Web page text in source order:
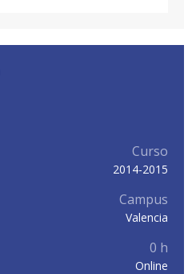
Curso
2014-2015
Campus
Valencia
0 h
Online